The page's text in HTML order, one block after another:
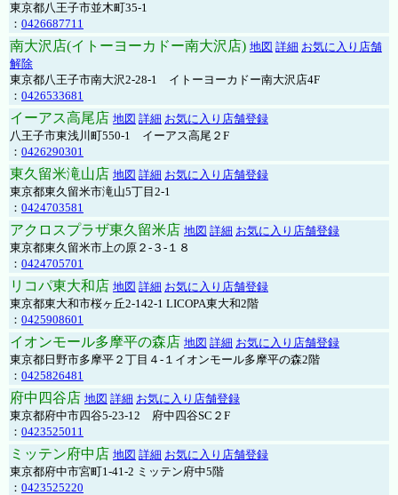
東京都八王子市並木町35-1
： 0426687711
南大沢店(イトーヨーカドー南大沢店) 地図 詳細 お気に入り店舗
解除
東京都八王子市南大沢2-28-1 イトーヨーカドー南大沢店4F
： 0426533681
イーアス高尾店 地図 詳細 お気に入り店舗登録
八王子市東浅川町550-1 イーアス高尾２F
： 0426290301
東久留米滝山店 地図 詳細 お気に入り店舗登録
東京都東久留米市滝山5丁目2-1
： 0424703581
アクロスプラザ東久留米店 地図 詳細 お気に入り店舗登録
東京都東久留米市上の原２-３-１８
： 0424705701
リコパ東大和店 地図 詳細 お気に入り店舗登録
東京都東大和市桜ヶ丘2-142-1 LICOPA東大和2階
： 0425908601
イオンモール多摩平の森店 地図 詳細 お気に入り店舗登録
東京都日野市多摩平２丁目４-１イオンモール多摩平の森2階
： 0425826481
府中四谷店 地図 詳細 お気に入り店舗登録
東京都府中市四谷5-23-12 府中四谷SC２F
： 0423525011
ミッテン府中店 地図 詳細 お気に入り店舗登録
東京都府中市宮町1-41-2 ミッテン府中5階
： 0423525220